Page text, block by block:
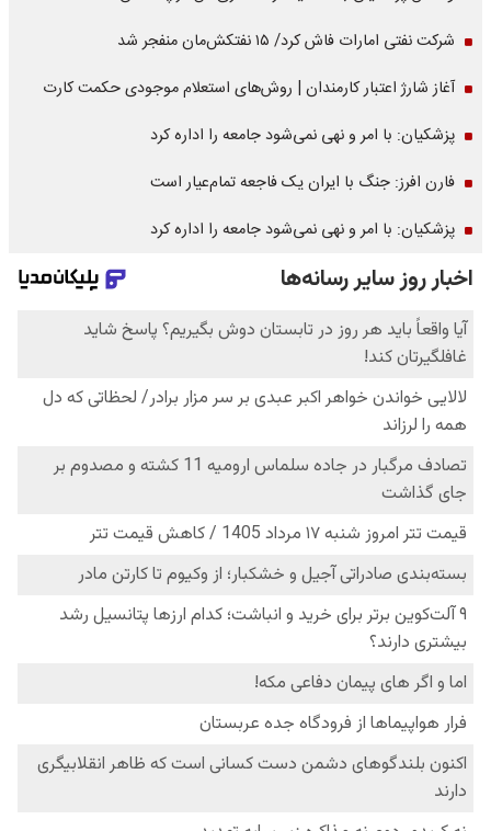
شرکت نفتی امارات فاش کرد/ ۱۵ نفتکش‌مان منفجر شد
آغاز شارژ اعتبار کارمندان | روش‌های استعلام موجودی حکمت کارت
پزشکیان: با امر و نهی نمی‌شود جامعه را اداره کرد
فارن افرز: جنگ با ایران یک فاجعه تمام‌عیار است
پزشکیان: با امر و نهی نمی‌شود جامعه را اداره کرد